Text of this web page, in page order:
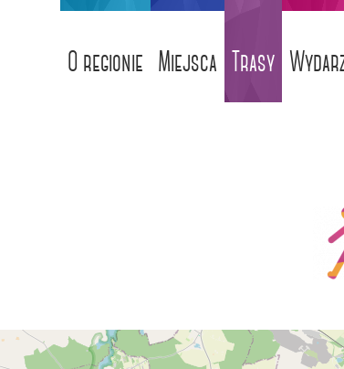
O regionie Miejsca Trasy